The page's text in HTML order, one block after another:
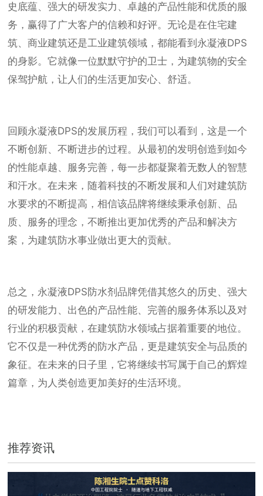
史底蕴、强大的研发实力、卓越的产品性能和优质的服
务，赢得了广大客户的信赖和好评。无论是在住宅建
筑、商业建筑还是工业建筑领域，都能看到永凝液DPS
的身影。它就像一位默默守护的卫士，为建筑物的安全
保驾护航，让人们的生活更加安心、舒适。
回顾永凝液DPS的发展历程，我们可以看到，这是一个
不断创新、不断进步的过程。从最初的发明创造到如今
的性能卓越、服务完善，每一步都凝聚着无数人的智慧
和汗水。在未来，随着科技的不断发展和人们对建筑防
水要求的不断提高，相信该品牌将继续秉承创新、品
质、服务的理念，不断推出更加优秀的产品和解决方
案，为建筑防水事业做出更大的贡献。
总之，永凝液DPS防水剂品牌凭借其悠久的历史、强大
的研发能力、出色的产品性能、完善的服务体系以及对
行业的积极贡献，在建筑防水领域占据着重要的地位。
它不仅是一种优秀的防水产品，更是建筑安全与品质的
象征。在未来的日子里，它将继续书写属于自己的辉煌
篇章，为人类创造更加美好的生活环境。
推荐资讯